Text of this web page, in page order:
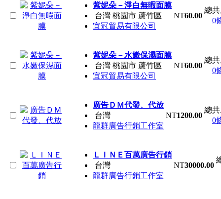
紫妮朵－淨白無暇面膜
台灣 桃園市 蘆竹區
宜冠貿易有限公司
NT60.00
總
0
紫妮朵－水嫩保濕面膜
台灣 桃園市 蘆竹區
宜冠貿易有限公司
NT60.00
總
0
廣告ＤＭ代發、代放
台灣
龍群廣告行銷工作室
NT1200.00
總
0
ＬＩＮＥ百萬廣告行銷
台灣
龍群廣告行銷工作室
NT30000.00